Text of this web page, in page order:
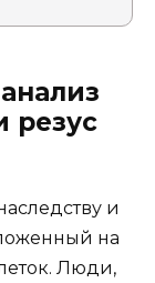
резус
и
на
Люди,